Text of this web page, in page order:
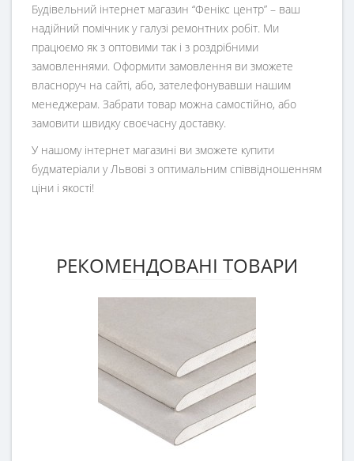
Будівельний інтернет магазин “Фенікс центр” – ваш
надійний помічник у галузі ремонтних робіт. Ми
працюємо як з оптовими так і з роздрібними
замовленнями. Оформити замовлення ви зможете
власноруч на сайті, або, зателефонувавши нашим
менеджерам. Забрати товар можна самостійно, або
замовити швидку своєчасну доставку.
У нашому інтернет магазині ви зможете купити
будматеріали у Львові з оптимальним співвідношенням
ціни і якості!
РЕКОМЕНДОВАНІ ТОВАРИ